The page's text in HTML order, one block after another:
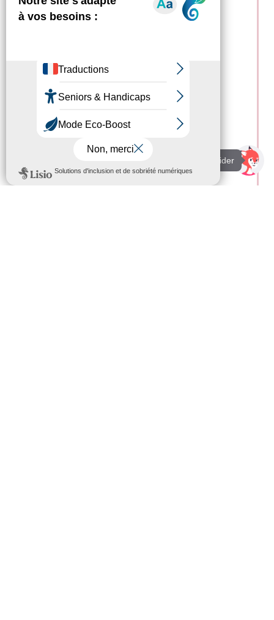
Je suis là pour vous aider